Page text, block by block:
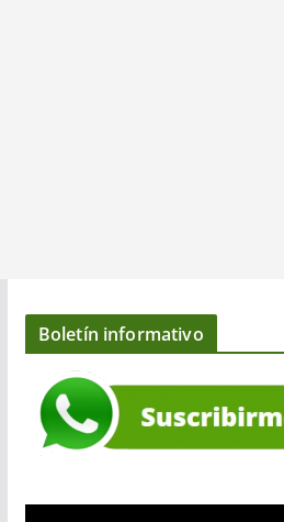
Boletín informativo